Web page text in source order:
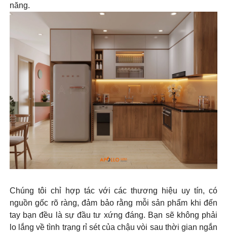
năng.
Chúng tôi chỉ hợp tác với các thương hiệu uy tín, có
nguồn gốc rõ ràng, đảm bảo rằng mỗi sản phẩm khi đến
tay bạn đều là sự đầu tư xứng đáng. Bạn sẽ không phải
lo lắng về tình trạng rỉ sét của chậu vòi sau thời gian ngắn